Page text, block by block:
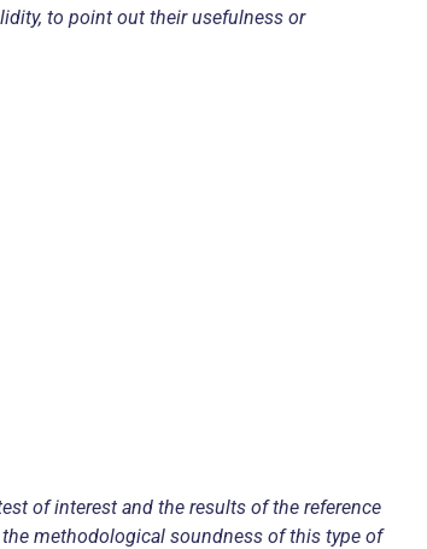
to point out their usefulness or
of interest and the results of the reference
methodological soundness of this type of